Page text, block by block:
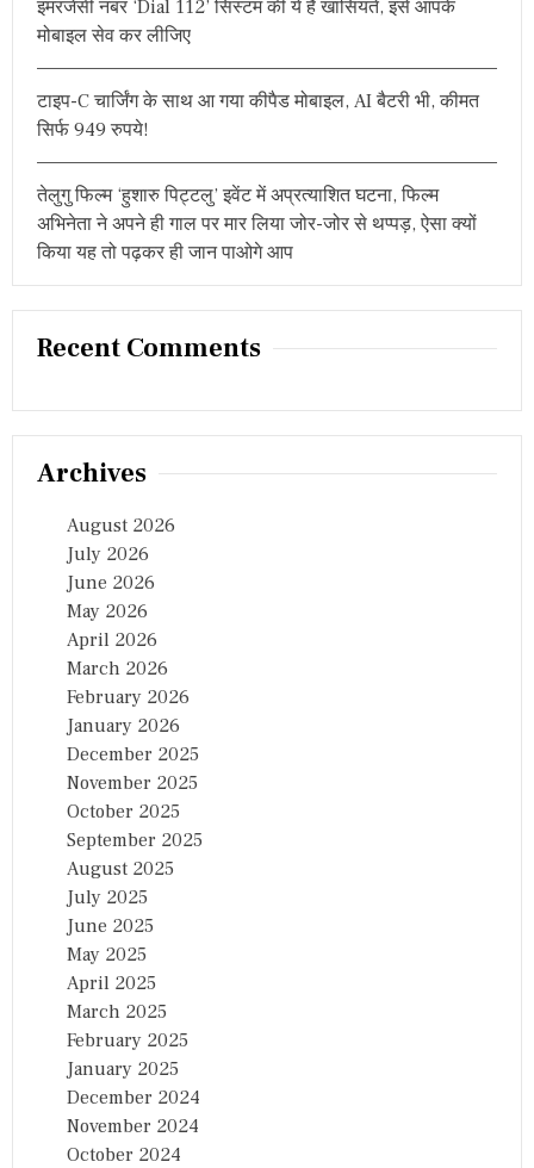
इमरजेंसी नंबर ‘Dial 112’ सिस्टम की ये हैं खासियतें, इसे आपके
मोबाइल सेव कर लीजिए
टाइप-C चार्जिंग के साथ आ गया कीपैड मोबाइल, AI बैटरी भी, कीमत
सिर्फ 949 रुपये!
तेलुगु फिल्म ‘हुशारु पिट्टलु’ इवेंट में अप्रत्याशित घटना, फिल्म
अभिनेता ने अपने ही गाल पर मार लिया जोर-जोर से थप्पड़, ऐसा क्यों
किया यह तो पढ़कर ही जान पाओगे आप
Recent Comments
Archives
August 2026
July 2026
June 2026
May 2026
April 2026
March 2026
February 2026
January 2026
December 2025
November 2025
October 2025
September 2025
August 2025
July 2025
June 2025
May 2025
April 2025
March 2025
February 2025
January 2025
December 2024
November 2024
October 2024